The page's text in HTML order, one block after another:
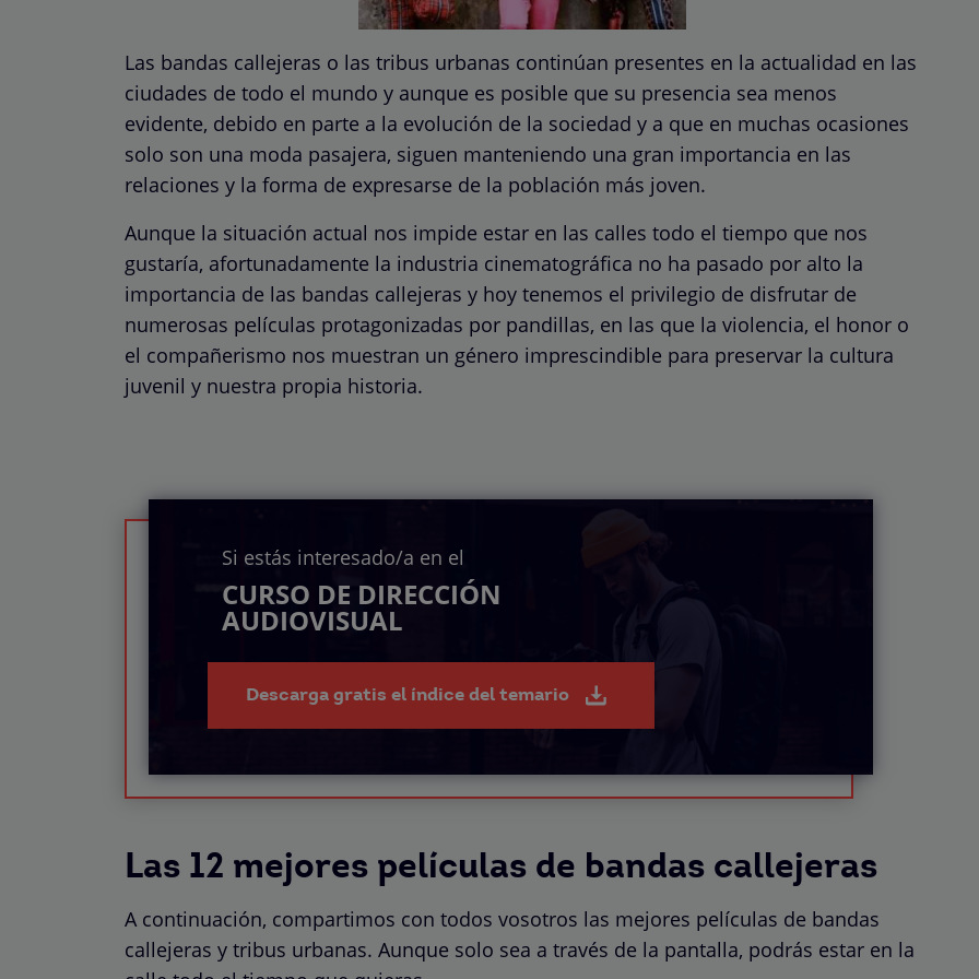
Las bandas callejeras o las tribus urbanas continúan presentes en la actualidad en las
ciudades de todo el mundo y aunque es posible que su presencia sea menos
evidente, debido en parte a la evolución de la sociedad y a que en muchas ocasiones
solo son una moda pasajera, siguen manteniendo una gran importancia en las
relaciones y la forma de expresarse de la población más joven.
Aunque la situación actual nos impide estar en las calles todo el tiempo que nos
gustaría, afortunadamente la industria cinematográfica no ha pasado por alto la
importancia de las bandas callejeras y hoy tenemos el privilegio de disfrutar de
numerosas películas protagonizadas por pandillas, en las que la violencia, el honor o
el compañerismo nos muestran un género imprescindible para preservar la cultura
juvenil y nuestra propia historia.
Si estás interesado/a en el
CURSO DE DIRECCIÓN
AUDIOVISUAL
Descarga gratis el índice del temario
Las 12 mejores películas de bandas callejeras
A continuación, compartimos con todos vosotros las mejores películas de bandas
callejeras y tribus urbanas. Aunque solo sea a través de la pantalla, podrás estar en la